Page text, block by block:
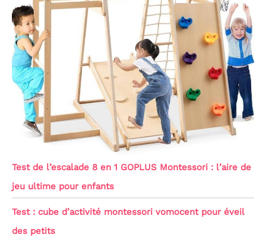
Test de l’escalade 8 en 1 GOPLUS Montessori : l’aire de
jeu ultime pour enfants
Test : cube d’activité montessori vomocent pour éveil
des petits